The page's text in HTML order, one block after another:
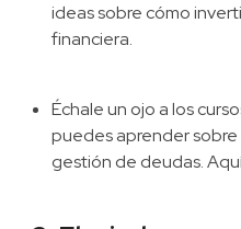
ideas sobre cómo
financiera.
Échale un ojo a los
puedes aprender
gestión de deudas.